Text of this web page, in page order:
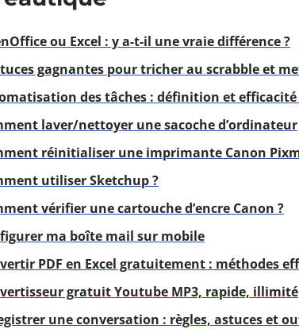
ou Excel : y a-t-il une vraie différence ?
gagnantes pour tricher au scrabble et
des tâches : définition et
laver/nettoyer une sacoche d’ordinateur
réinitialiser une imprimante Canon
utiliser Sketchup ?
vérifier une cartouche d’encre Canon ?
ma boîte mail sur mobile
PDF en Excel gratuitement : méthodes
gratuit Youtube MP3, rapide, illimité
une conversation : règles, astuces et